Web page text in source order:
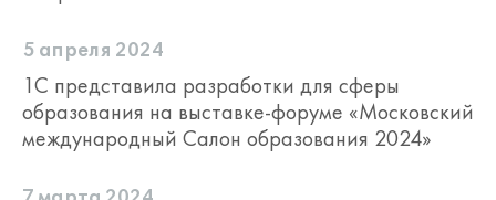
5 апреля 2024
1С представила разработки для сферы
образования на выставке-форуме «Московский
международный Салон образования 2024»